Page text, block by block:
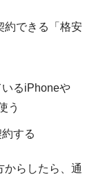
約できる「格安
いるiPhoneや
う
する
からしたら、通